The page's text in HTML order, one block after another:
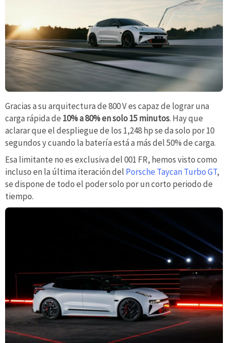
Gracias a su arquitectura de 800 V es capaz de lograr una
carga rápida de 10% a 80% en solo 15 minutos. Hay que
aclarar que el despliegue de los 1,248 hp se da solo por 10
segundos y cuando la batería está a más del 50% de carga.
Esa limitante no es exclusiva del 001 FR, hemos visto como
incluso en la última iteración del Porsche Taycan Turbo GT,
se dispone de todo el poder solo por un corto periodo de
tiempo.